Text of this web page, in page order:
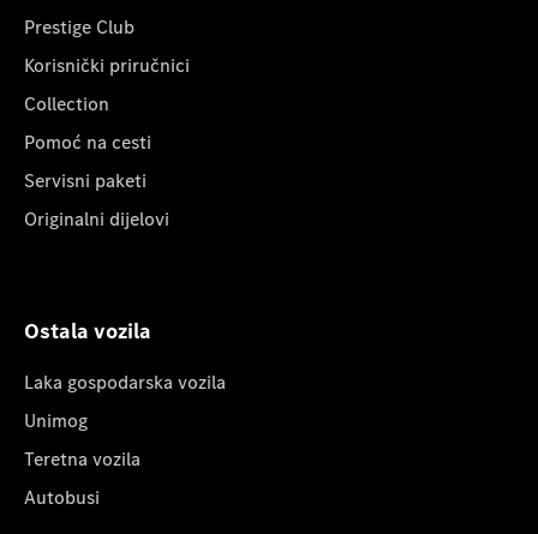
Prestige Club
Korisnički priručnici
Collection
Pomoć na cesti
Servisni paketi
Originalni dijelovi
Ostala vozila
Laka gospodarska vozila
Unimog
Teretna vozila
Autobusi